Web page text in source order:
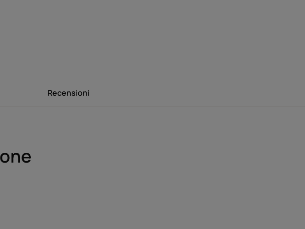
riciclabile eco-concepita.
Recensioni